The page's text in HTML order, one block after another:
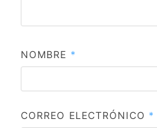
NOMBRE *
CORREO ELECTRÓNICO *